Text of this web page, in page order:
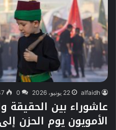
alfaidh 22 يونيو، 2026 0
عاشوراء بين الحقيقة
الأمويون يوم الحزن